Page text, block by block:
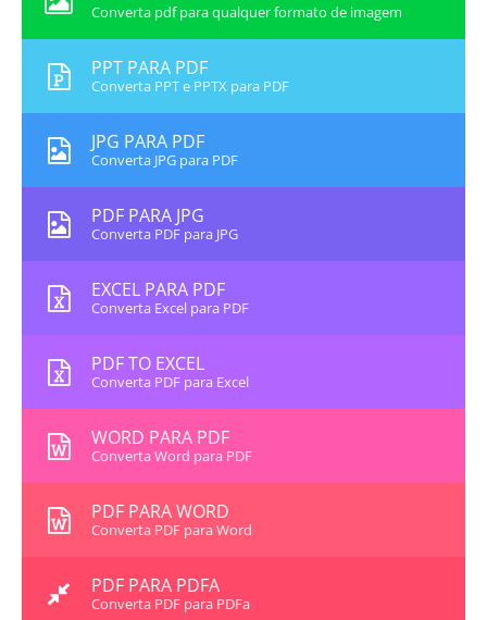
Converta pdf para qualquer formato de imagem
PPT PARA PDF
Converta PPT e PPTX para PDF
JPG PARA PDF
Converta JPG para PDF
PDF PARA JPG
Converta PDF para JPG
EXCEL PARA PDF
Converta Excel para PDF
PDF TO EXCEL
Converta PDF para Excel
WORD PARA PDF
Converta Word para PDF
PDF PARA WORD
Converta PDF para Word
PDF PARA PDFA
Converta PDF para PDFa